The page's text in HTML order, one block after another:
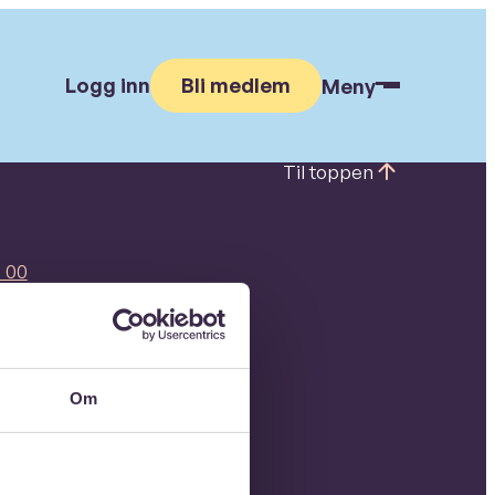
Om
Logg inn Bli medlem Meny
00
Til toppen